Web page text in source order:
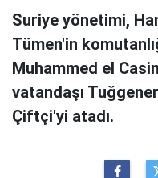
Suriye yönetimi,
Tümen'in
Muhammed el
vatandaşı
Çiftçi'yi atadı.